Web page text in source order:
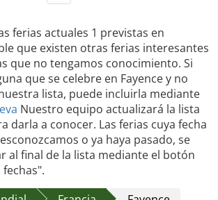
ferias actuales 1 previstas en
que existen otras ferias interesantes
que no tengamos conocimiento. Si
que se celebre en Fayence y no
lista, puede incluirla mediante
Nuestro equipo actualizará la lista
darla a conocer. Las ferias cuya fecha
o ya haya pasado, se
al final de la lista mediante el botón